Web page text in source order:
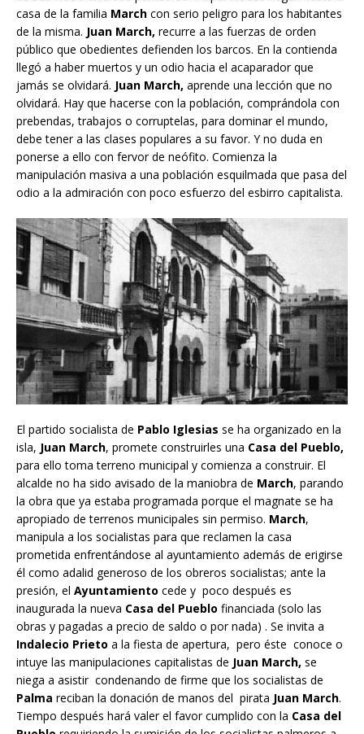
casa de la familia March con serio peligro para los habitantes
de la misma. Juan March, recurre a las fuerzas de orden
público que obedientes defienden los barcos. En la contienda
llegó a haber muertos y un odio hacia el acaparador que
jamás se olvidará. Juan March, aprende una lección que no
olvidará. Hay que hacerse con la población, comprándola con
prebendas, trabajos o corruptelas, para dominar el mundo,
debe tener a las clases populares a su favor. Y no duda en
ponerse a ello con fervor de neófito. Comienza la
manipulación masiva a una población esquilmada que pasa del
odio a la admiración con poco esfuerzo del esbirro capitalista.
El partido socialista de Pablo Iglesias se ha organizado en la
isla, Juan March, promete construirles una Casa del Pueblo,
para ello toma terreno municipal y comienza a construir. El
alcalde no ha sido avisado de la maniobra de March, parando
la obra que ya estaba programada porque el magnate se ha
apropiado de terrenos municipales sin permiso. March,
manipula a los socialistas para que reclamen la casa
prometida enfrentándose al ayuntamiento además de erigirse
él como adalid generoso de los obreros socialistas; ante la
presión, el Ayuntamiento cede y poco después es
inaugurada la nueva Casa del Pueblo financiada (solo las
obras y pagadas a precio de saldo o por nada) . Se invita a
Indalecio Prieto a la fiesta de apertura, pero éste conoce o
intuye las manipulaciones capitalistas de Juan March, se
niega a asistir condenando de firme que los socialistas de
Palma reciban la donación de manos del pirata Juan March.
Tiempo después hará valer el favor cumplido con la Casa del